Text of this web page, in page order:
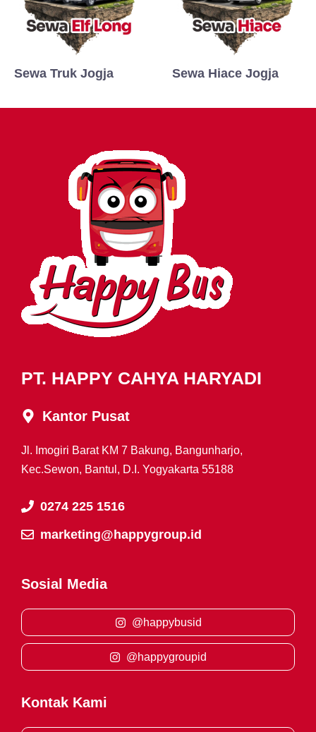
Sewa Truk Jogja Sewa Hiace Jogja
PT. HAPPY CAHYA HARYADI
Kantor Pusat
Jl. Imogiri Barat KM 7 Bakung, Bangunharjo,
Kec.Sewon, Bantul, D.I. Yogyakarta 55188
0274 225 1516
marketing@happygroup.id
Sosial Media
@happybusid
@happygroupid
Kontak Kami